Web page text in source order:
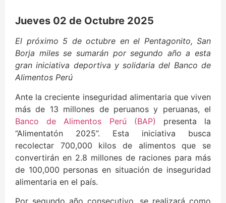
Jueves 02 de Octubre 2025
El próximo 5 de octubre en el Pentagonito, San
Borja miles se sumarán por segundo año a esta
gran iniciativa deportiva y solidaria del Banco de
Alimentos Perú
Ante la creciente inseguridad alimentaria que viven
más de 13 millones de peruanos y peruanas, el
Banco de Alimentos Perú (BAP) presenta la
“Alimentatón 2025”. Esta iniciativa busca
recolectar 700,000 kilos de alimentos que se
convertirán en 2.8 millones de raciones para más
de 100,000 personas en situación de inseguridad
alimentaria en el país.
Por segundo año consecutivo, se realizará como